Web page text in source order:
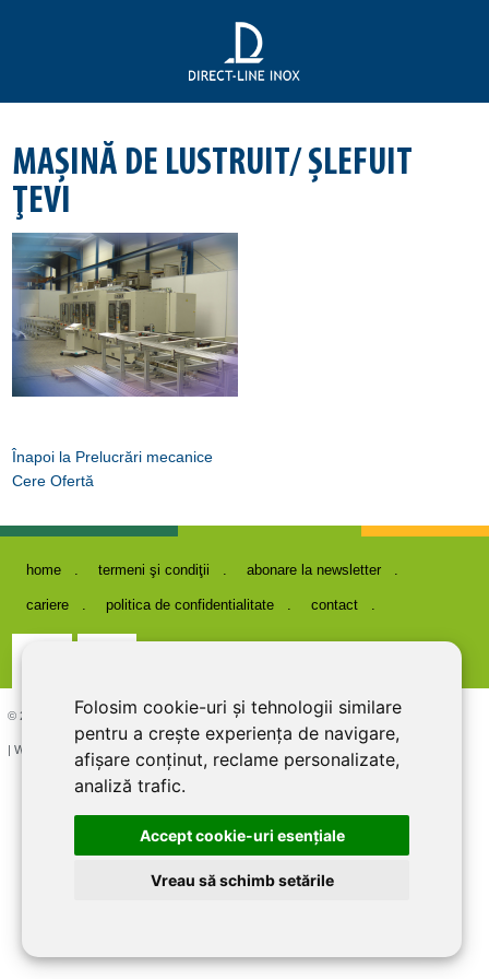
Folosim cookie-uri și tehnologii similare
pentru a crește experiența de navigare,
afișare conținut, reclame personalizate,
analiză trafic.
Accept cookie-uri esenţiale
Vreau să schimb setările
MAŞINĂ DE LUSTRUIT/ ŞLEFUIT
ŢEVI
Înapoi la Prelucrări mecanice
Cere Ofertă
home termeni şi condiţii abonare la newsletter
cariere politica de confidentialitate contact
© 2026 DIRECT LINE INOX IMPEX SRL, RO7727821, J12/1817/1995
| Website creat si optimizat de